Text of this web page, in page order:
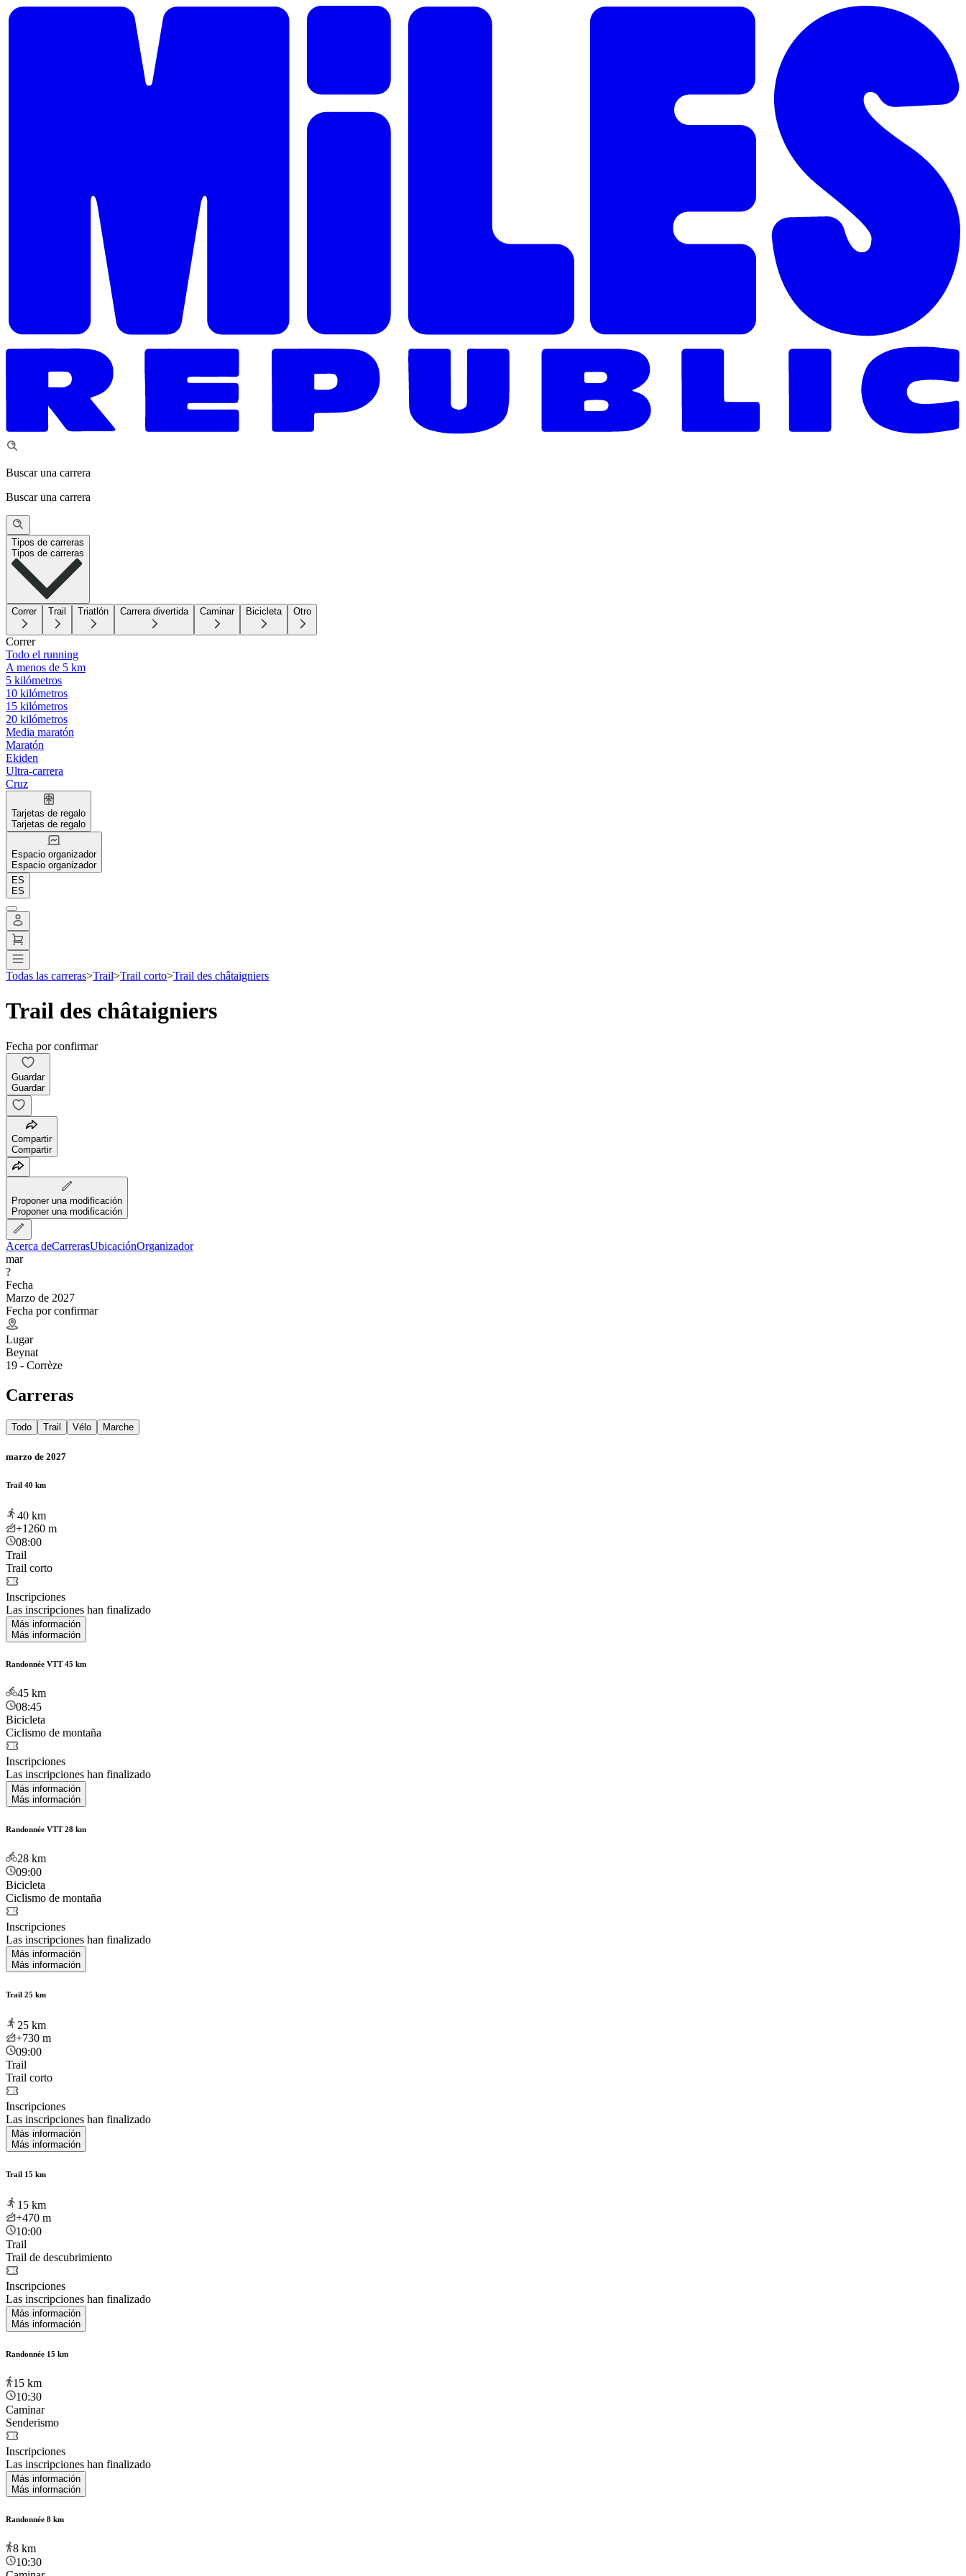
Buscar una carrera
Buscar una carrera
Tipos de carreras
Tipos de carreras
Correr Trail Triatlón Carrera divertida Caminar Bicicleta Otro
Correr
Todo el running
A menos de 5 km
5 kilómetros
10 kilómetros
15 kilómetros
20 kilómetros
Media maratón
Maratón
Ekiden
Ultra-carrera
Cruz
Tarjetas de regalo
Tarjetas de regalo
Espacio organizador
Espacio organizador
ES
ES
Todas las carreras>Trail>Trail corto>Trail des châtaigniers
Trail des châtaigniers
Fecha por confirmar
Guardar
Guardar
Compartir
Compartir
Proponer una modificación
Proponer una modificación
Acerca deCarrerasUbicaciónOrganizador
mar
?
Fecha
Marzo de 2027
Fecha por confirmar
Lugar
Beynat
19 - Corrèze
Carreras
Todo Trail Vélo Marche
marzo de 2027
Trail 40 km
40 km
+1260 m
08:00
Trail
Trail corto
Inscripciones
Las inscripciones han finalizado
Más información
Más información
Randonnée VTT 45 km
45 km
08:45
Bicicleta
Ciclismo de montaña
Inscripciones
Las inscripciones han finalizado
Más información
Más información
Randonnée VTT 28 km
28 km
09:00
Bicicleta
Ciclismo de montaña
Inscripciones
Las inscripciones han finalizado
Más información
Más información
Trail 25 km
25 km
+730 m
09:00
Trail
Trail corto
Inscripciones
Las inscripciones han finalizado
Más información
Más información
Trail 15 km
15 km
+470 m
10:00
Trail
Trail de descubrimiento
Inscripciones
Las inscripciones han finalizado
Más información
Más información
Randonnée 15 km
15 km
10:30
Caminar
Senderismo
Inscripciones
Las inscripciones han finalizado
Más información
Más información
Randonnée 8 km
8 km
10:30